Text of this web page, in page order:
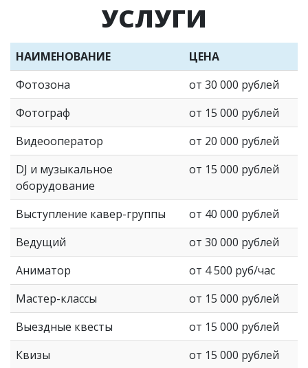
УСЛУГИ
НАИМЕНОВАНИЕ
ЦЕНА
Фотозона
от 30 000 рублей
Фотограф
от 15 000 рублей
Видеооператор
от 20 000 рублей
DJ и музыкальное
оборудование
от 15 000 рублей
Выступление кавер-группы
от 40 000 рублей
Ведущий
от 30 000 рублей
Аниматор
от 4 500 руб/час
Мастер-классы
от 15 000 рублей
Выездные квесты
от 15 000 рублей
Квизы
от 15 000 рублей